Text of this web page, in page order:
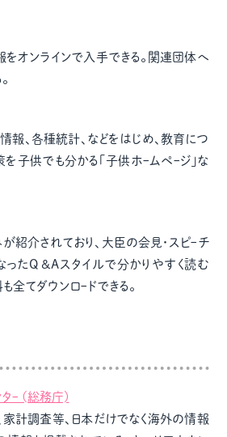
オンラインで入手できる。関連団体へ
報、各種統計、などをはじめ、教育につ
子供でも分かる｢子供ホｰムペｰジ｣な
紹介されており、大臣の会見・スピｰチ
ったQ &Aスタイルで分かりやすく読む
全てダウンロｰドできる。
ｰ (総務庁)
家計調査等、日本だけでなく海外の情報